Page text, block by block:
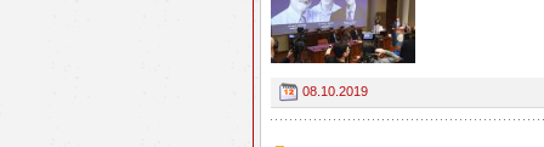
08.10.2019